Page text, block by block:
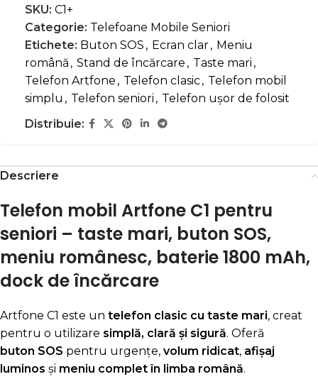
SKU: C1+
Categorie: Telefoane Mobile Seniori
Etichete: Buton SOS , Ecran clar, Meniu
română , Stand de încărcare , Taste mari ,
Telefon Artfone , Telefon clasic, Telefon mobil
simplu , Telefon seniori , Telefon ușor de folosit
Distribuie:
Descriere
Telefon mobil Artfone C1 pentru
seniori – taste mari, buton SOS,
meniu românesc, baterie 1800 mAh,
dock de încărcare
Artfone C1 este un telefon clasic cu taste mari, creat
pentru o utilizare simplă, clară și sigură. Oferă
buton SOS pentru urgențe, volum ridicat, afișaj
luminos și meniu complet în limba română.